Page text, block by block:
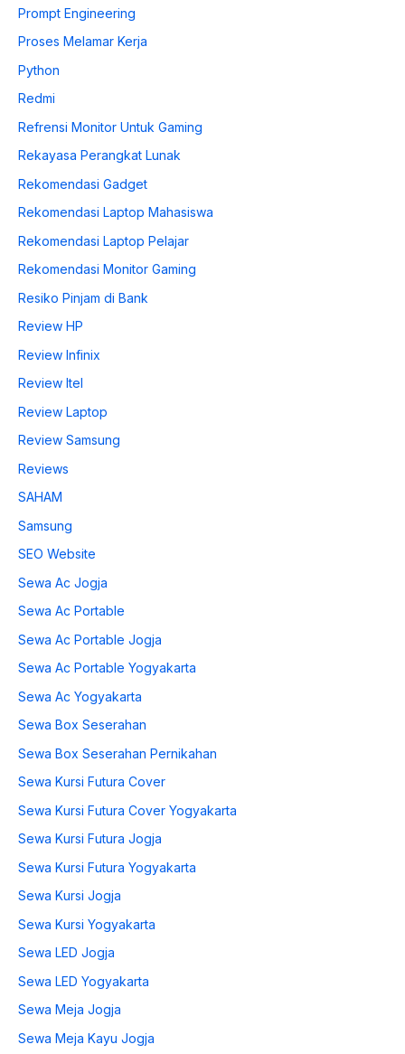
Prompt Engineering
Proses Melamar Kerja
Python
Redmi
Refrensi Monitor Untuk Gaming
Rekayasa Perangkat Lunak
Rekomendasi Gadget
Rekomendasi Laptop Mahasiswa
Rekomendasi Laptop Pelajar
Rekomendasi Monitor Gaming
Resiko Pinjam di Bank
Review HP
Review Infinix
Review Itel
Review Laptop
Review Samsung
Reviews
SAHAM
Samsung
SEO Website
Sewa Ac Jogja
Sewa Ac Portable
Sewa Ac Portable Jogja
Sewa Ac Portable Yogyakarta
Sewa Ac Yogyakarta
Sewa Box Seserahan
Sewa Box Seserahan Pernikahan
Sewa Kursi Futura Cover
Sewa Kursi Futura Cover Yogyakarta
Sewa Kursi Futura Jogja
Sewa Kursi Futura Yogyakarta
Sewa Kursi Jogja
Sewa Kursi Yogyakarta
Sewa LED Jogja
Sewa LED Yogyakarta
Sewa Meja Jogja
Sewa Meja Kayu Jogja